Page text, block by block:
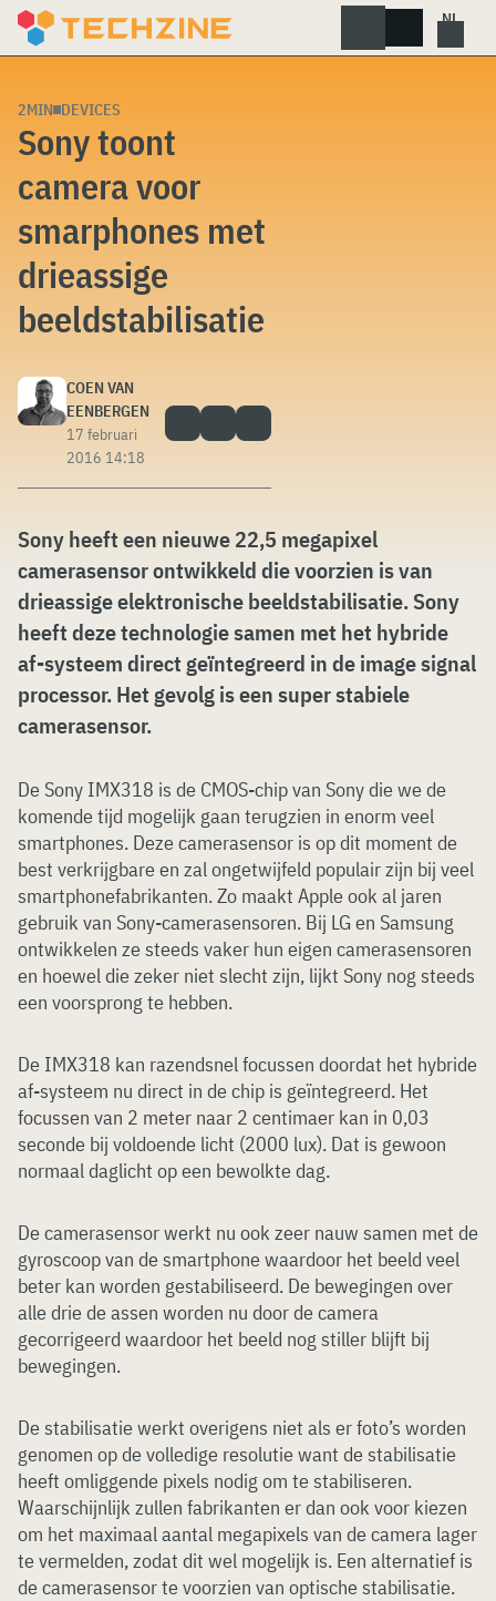
Skip
2MIN DEVICES
Sony toont
camera voor
smarphones met
drieassige
beeldstabilisatie
COEN VAN
EENBERGEN
17 februari
2016 14:18
Sony heeft een nieuwe 22,5 megapixel
camerasensor ontwikkeld die voorzien is van
drieassige elektronische beeldstabilisatie. Sony
heeft deze technologie samen met het hybride
af-systeem direct geïntegreerd in de image signal
processor. Het gevolg is een super stabiele
camerasensor.
De Sony IMX318 is de CMOS-chip van Sony die we de
komende tijd mogelijk gaan terugzien in enorm veel
smartphones. Deze camerasensor is op dit moment de
best verkrijgbare en zal ongetwijfeld populair zijn bij veel
smartphonefabrikanten. Zo maakt Apple ook al jaren
gebruik van Sony-camerasensoren. Bij LG en Samsung
ontwikkelen ze steeds vaker hun eigen camerasensoren
en hoewel die zeker niet slecht zijn, lijkt Sony nog steeds
een voorsprong te hebben.
De IMX318 kan razendsnel focussen doordat het hybride
af-systeem nu direct in de chip is geïntegreerd. Het
focussen van 2 meter naar 2 centimaer kan in 0,03
seconde bij voldoende licht (2000 lux). Dat is gewoon
normaal daglicht op een bewolkte dag.
De camerasensor werkt nu ook zeer nauw samen met de
gyroscoop van de smartphone waardoor het beeld veel
beter kan worden gestabiliseerd. De bewegingen over
alle drie de assen worden nu door de camera
gecorrigeerd waardoor het beeld nog stiller blijft bij
bewegingen.
De stabilisatie werkt overigens niet als er foto’s worden
genomen op de volledige resolutie want de stabilisatie
heeft omliggende pixels nodig om te stabiliseren.
Waarschijnlijk zullen fabrikanten er dan ook voor kiezen
om het maximaal aantal megapixels van de camera lager
te vermelden, zodat dit wel mogelijk is. Een alternatief is
de camerasensor te voorzien van optische stabilisatie.